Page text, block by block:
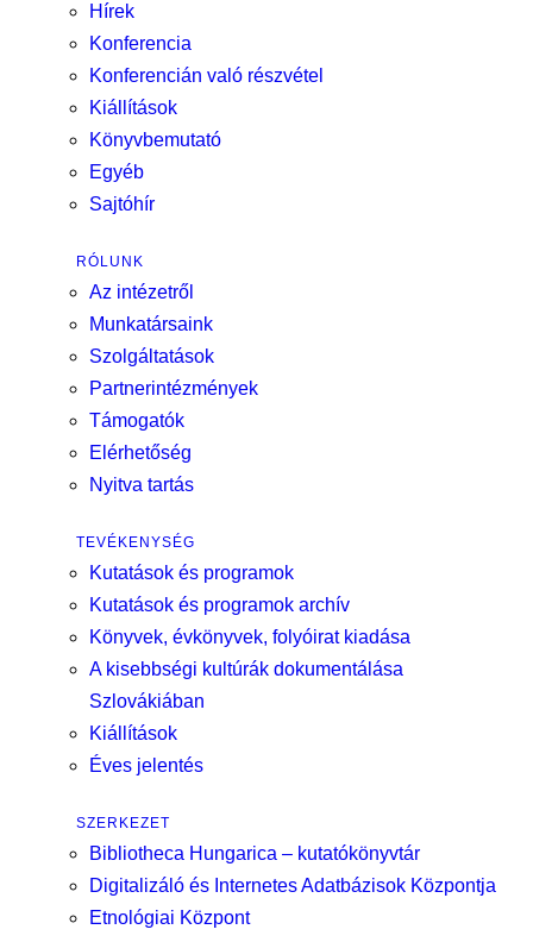
Hírek
Konferencia
Konferencián való részvétel
Kiállítások
Könyvbemutató
Egyéb
Sajtóhír
RÓLUNK
Az intézetről
Munkatársaink
Szolgáltatások
Partnerintézmények
Támogatók
Elérhetőség
Nyitva tartás
TEVÉKENYSÉG
Kutatások és programok
Kutatások és programok archív
Könyvek, évkönyvek, folyóirat kiadása
A kisebbségi kultúrák dokumentálása
Szlovákiában
Kiállítások
Éves jelentés
SZERKEZET
Bibliotheca Hungarica – kutatókönyvtár
Digitalizáló és Internetes Adatbázisok Központja
Etnológiai Központ